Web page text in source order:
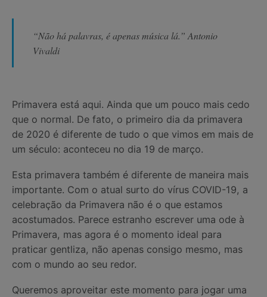
“Não há palavras, é apenas música lá.” Antonio
Vivaldi
Primavera está aqui. Ainda que um pouco mais cedo
que o normal. De fato, o primeiro dia da primavera
de 2020 é diferente de tudo o que vimos em mais de
um século: aconteceu no dia 19 de março.
Esta primavera também é diferente de maneira mais
importante. Com o atual surto do vírus COVID-19, a
celebração da Primavera não é o que estamos
acostumados. Parece estranho escrever uma ode à
Primavera, mas agora é o momento ideal para
praticar gentliza, não apenas consigo mesmo, mas
com o mundo ao seu redor.
Queremos aproveitar este momento para jogar uma